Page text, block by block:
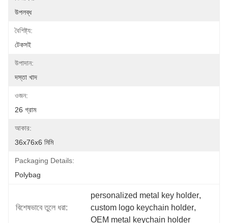
উপলব্ধ
বৈশিষ্ট্য:
টেকসই
উপাদান:
দস্তা খাদ
ওজন:
26 গ্রাম
আকার:
36x76x6 মিমি
Packaging Details:
Polybag
বিশেষভাবে তুলে ধরা:
personalized metal key holder,
custom logo keychain holder,
OEM metal keychain holder